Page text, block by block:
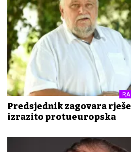
Predsjednik zagovara
izrazito protueuropska